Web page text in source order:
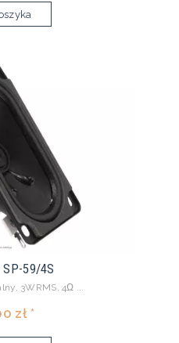
59/4S
3WRMS, 4Ω ...
zł *